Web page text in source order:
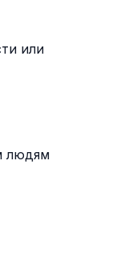
или
людям